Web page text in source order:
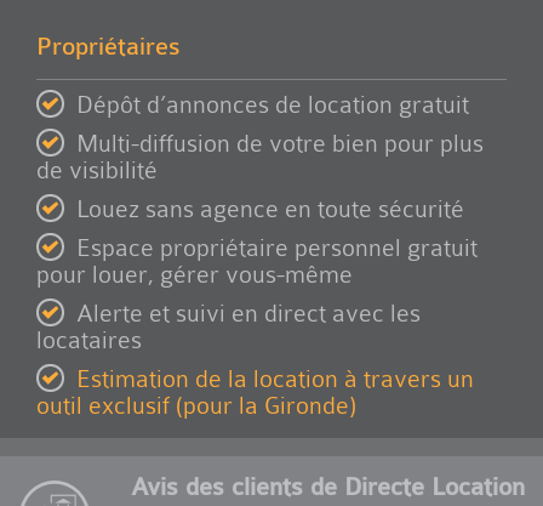
Propriétaires
Dépôt d’annonces de location gratuit
Multi-diffusion de votre bien pour plus
de visibilité
Louez sans agence en toute sécurité
Espace propriétaire personnel gratuit
pour louer, gérer vous-même
Alerte et suivi en direct avec les
locataires
Estimation de la location à travers un
outil exclusif (pour la Gironde)
Avis des clients de Directe Location